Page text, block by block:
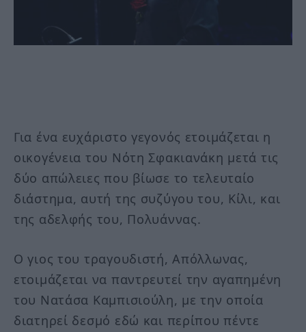
Για ένα ευχάριστο γεγονός ετοιμάζεται η
οικογένεια του Νότη Σφακιανάκη μετά τις
δύο απώλειες που βίωσε το τελευταίο
διάστημα, αυτή της συζύγου του, Κίλι, και
της αδελφής του, Πολυάννας.
Ο γιος του τραγουδιστή, Απόλλωνας,
ετοιμάζεται να παντρευτεί την αγαπημένη
του Νατάσα Καμπισιούλη, με την οποία
διατηρεί δεσμό εδώ και περίπου πέντε